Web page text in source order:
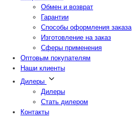
Обмен и возврат
Гарантии
Способы оформления заказа
Изготовление на заказ
Сферы применения
Оптовым покупателям
Наши клиенты
Дилеры
Дилеры
Стать дилером
Контакты